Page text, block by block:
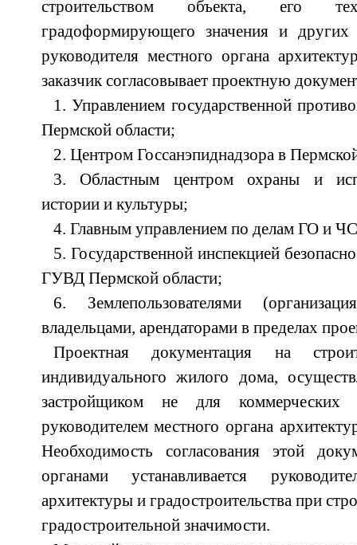
строительством объекта, его
градоформирующего значения и
руководителя местного органа
заказчик согласовывает проектную
1. Управлением государственной
Пермской области;
2. Центром Госсанэпиднадзора в
3. Областным центром охраны и
истории и культуры;
4. Главным управлением по делам ГО и
5. Государственной инспекцией
ГУВД Пермской области;
6. Землепользователями
владельцами, арендаторами в пределах
Проектная документация на
индивидуального жилого дома,
застройщиком не для коммерческих
руководителем местного органа
Необходимость согласования этой
органами устанавливается
архитектуры и градостроительства при
градостроительной значимости.